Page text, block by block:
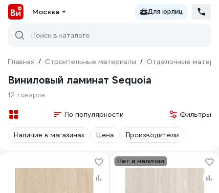
Москва Для юрлиц
Поиск в каталоге
Главная / Строительные материалы / Отделочные
Виниловый ламинат Sequoia
12 товаров
По популярности Фильтры
Наличие в магазинах Цена Производители
Нет в наличии